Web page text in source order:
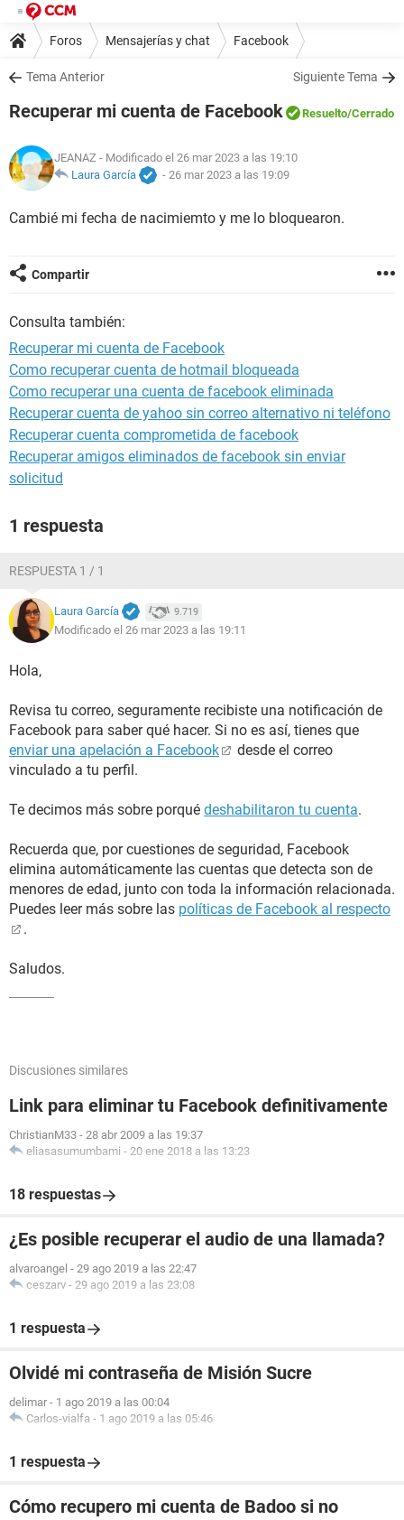
Foros Mensajerías y chat Facebook
Tema Anterior Siguiente Tema
Recuperar mi cuenta de Facebook Resuelto/Cerrado
JEANAZ - Modificado el 26 mar 2023 a las 19:10
Laura García
- 26 mar 2023 a las 19:09
Cambié mi fecha de nacimiemto y me lo bloquearon.
Compartir
Consulta también:
Recuperar mi cuenta de Facebook
Como recuperar cuenta de hotmail bloqueada
Como recuperar una cuenta de facebook eliminada
Recuperar cuenta de yahoo sin correo alternativo ni teléfono
Recuperar cuenta comprometida de facebook
Recuperar amigos eliminados de facebook sin enviar
solicitud
1 respuesta
RESPUESTA 1 / 1
Laura García 9.719
Modificado el 26 mar 2023 a las 19:11
Hola,
Revisa tu correo, seguramente recibiste una notificación de
Facebook para saber qué hacer. Si no es así, tienes que
enviar una apelación a Facebook
desde el correo
vinculado a tu perfil.
Te decimos más sobre porqué deshabilitaron tu cuenta.
Recuerda que, por cuestiones de seguridad, Facebook
elimina automáticamente las cuentas que detecta son de
menores de edad, junto con toda la información relacionada.
Puedes leer más sobre las políticas de Facebook al respecto
.
Saludos.
Discusiones similares
Link para eliminar tu Facebook definitivamente
ChristianM33 - 28 abr 2009 a las 19:37
eliasasumumbami - 20 ene 2018 a las 13:23
18 respuestas
¿Es posible recuperar el audio de una llamada?
alvaroangel - 29 ago 2019 a las 22:47
ceszarv - 29 ago 2019 a las 23:08
1 respuesta
Olvidé mi contraseña de Misión Sucre
delimar - 1 ago 2019 a las 00:04
Carlos-vialfa - 1 ago 2019 a las 05:46
1 respuesta
Cómo recupero mi cuenta de Badoo si no